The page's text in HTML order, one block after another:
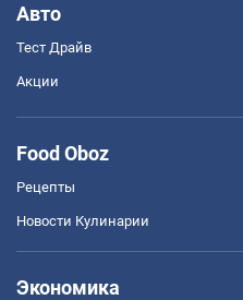
Авто
Тест Драйв
Акции
Food Oboz
Рецепты
Новости Кулинарии
Экономика